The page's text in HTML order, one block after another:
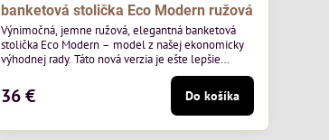
banketová stolička Eco Modern ružová
Výnimočná, jemne ružová, elegantná banketová
stolička Eco Modern – model z našej ekonomicky
výhodnej rady. Táto nová verzia je ešte lepšie
prispôsobená potrebám moderných pohostinských
priestorov, ako sú hotely a reštaurácie. Medzi jej
charakteristické znaky patrí zamatové ružové
čalúnenie s gramážou 210 g/m2, odolný oceľový
rám, stohovateľný až 19 kusov a stolička unesie až
36 € Do košíka